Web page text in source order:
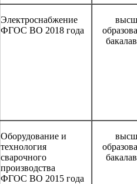
Электроснабжение
ФГОС ВО 2018 года
Оборудование и
технология
сварочного
производства
ФГОС ВО 2015 года